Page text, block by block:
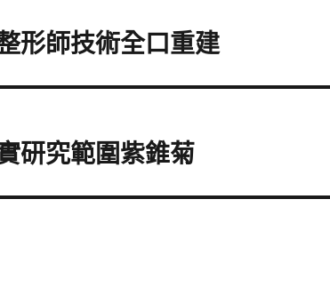
形師技術全口重建
研究範圍紫錐菊